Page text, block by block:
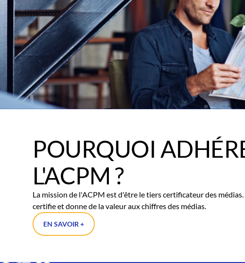
POURQUOI
L'ACPM ?
La mission de l'ACPM est d'être le tiers certificateur des
certifie et donne de la valeur aux chiffres des médias.
EN SAVOIR +